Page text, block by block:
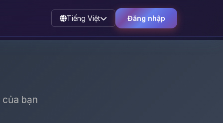
Tiếng Việt Đăng nhập
bạn